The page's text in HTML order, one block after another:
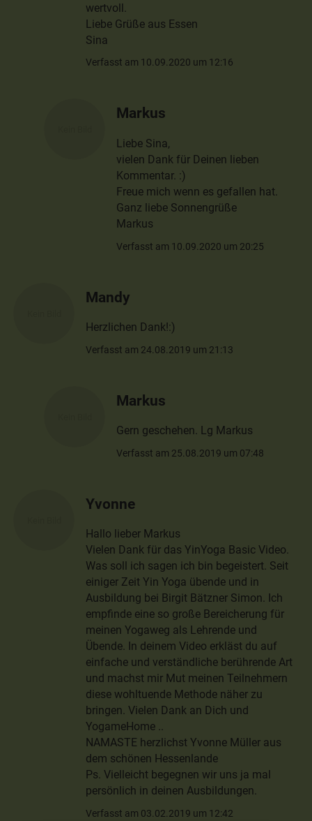
wertvoll.
Liebe Grüße aus Essen
Sina
Verfasst am 10.09.2020 um 12:16
Markus
Liebe Sina,
vielen Dank für Deinen lieben
Kommentar. :)
Freue mich wenn es gefallen hat.
Ganz liebe Sonnengrüße
Markus
Verfasst am 10.09.2020 um 20:25
Mandy
Herzlichen Dank!:)
Verfasst am 24.08.2019 um 21:13
Markus
Gern geschehen. Lg Markus
Verfasst am 25.08.2019 um 07:48
Yvonne
Hallo lieber Markus
Vielen Dank für das YinYoga Basic Video.
Was soll ich sagen ich bin begeistert. Seit
einiger Zeit Yin Yoga übende und in
Ausbildung bei Birgit Bätzner Simon. Ich
empfinde eine so große Bereicherung für
meinen Yogaweg als Lehrende und
Übende. In deinem Video erkläst du auf
einfache und verständliche berührende Art
und machst mir Mut meinen Teilnehmern
diese wohltuende Methode näher zu
bringen. Vielen Dank an Dich und
YogameHome ..
NAMASTE herzlichst Yvonne Müller aus
dem schönen Hessenlande
Ps. Vielleicht begegnen wir uns ja mal
persönlich in deinen Ausbildungen.
Verfasst am 03.02.2019 um 12:42